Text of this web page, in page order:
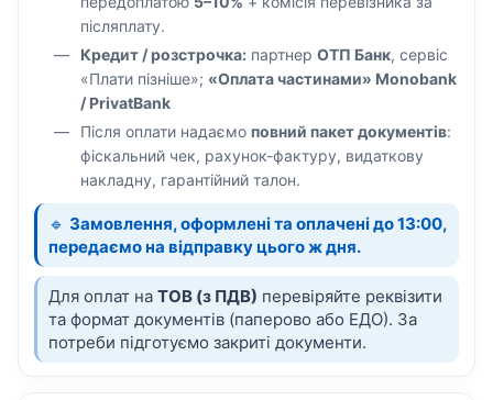
післяплату.
Кредит / розстрочка: партнер ОТП Банк, сервіс
«Плати пізніше»; «Оплата частинами» Monobank
/ PrivatBank
Після оплати надаємо повний пакет документів:
фіскальний чек, рахунок-фактуру, видаткову
накладну, гарантійний талон.
🔹 Замовлення, оформлені та оплачені до 13:00,
передаємо на відправку цього ж дня.
Для оплат на ТОВ (з ПДВ) перевіряйте реквізити
та формат документів (паперово або ЕДО). За
потреби підготуємо закриті документи.